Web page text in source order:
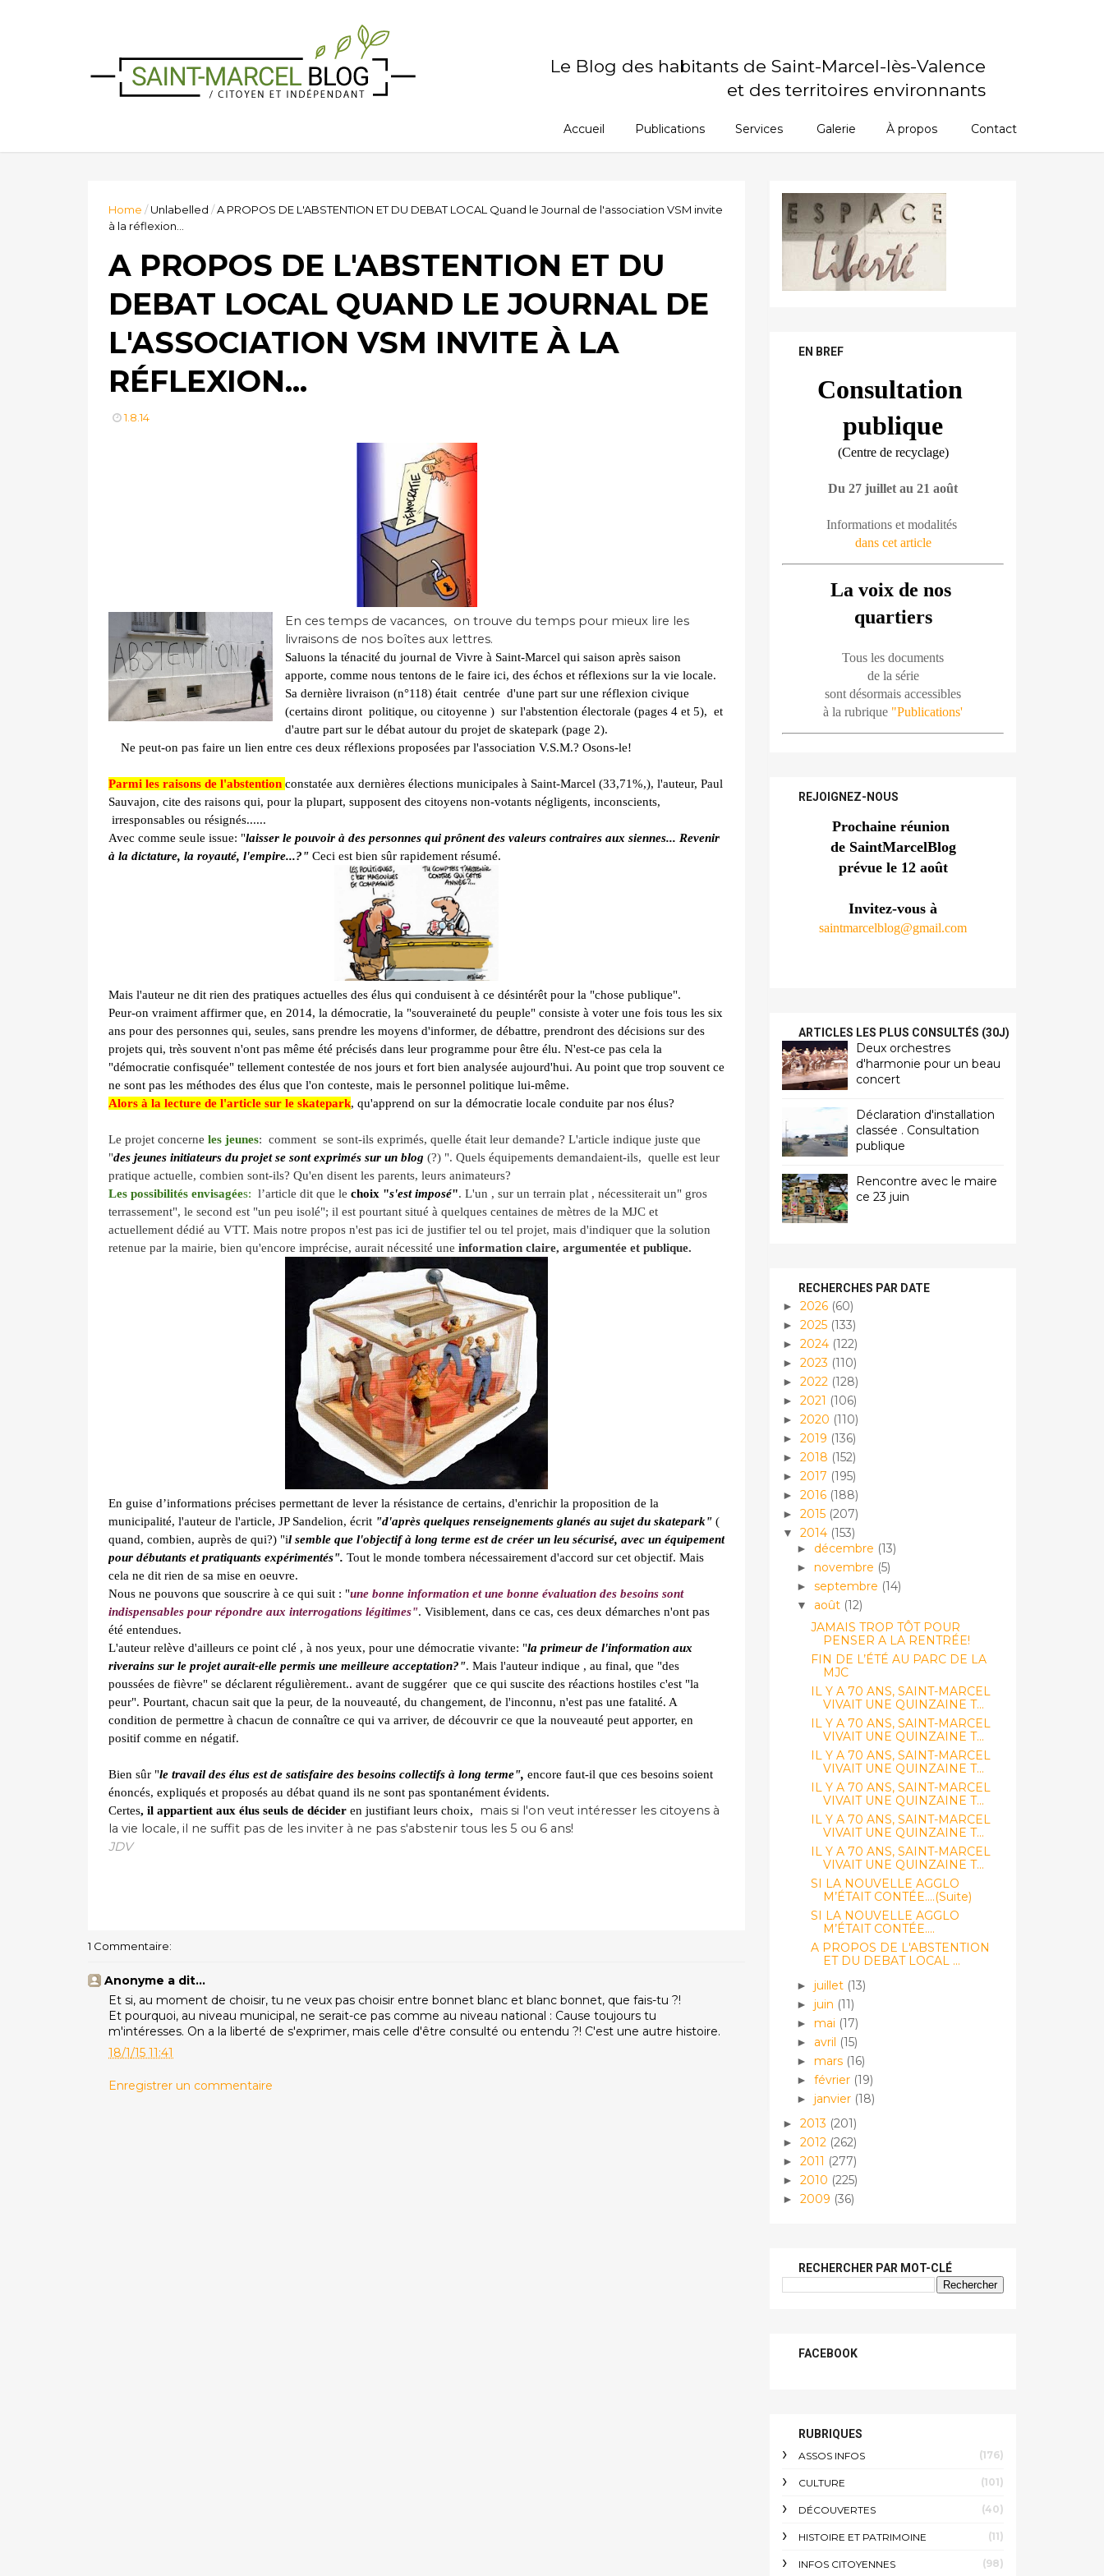
Le Blog des habitants de Saint-Marcel-lès-Valence
et des territoires environnants
Accueil Publications Services Galerie À propos Contact
Home /Unlabelled /A PROPOS DE L'ABSTENTION ET DU DEBAT LOCAL Quand le Journal de l'association VSM invite
à la réflexion...
A PROPOS DE L'ABSTENTION ET DU
DEBAT LOCAL QUAND LE JOURNAL DE
L'ASSOCIATION VSM INVITE À LA
RÉFLEXION...
1.8.14
En ces temps de vacances, on trouve du temps pour mieux lire les
livraisons de nos boîtes aux lettres.
Saluons la ténacité du journal de Vivre à Saint-Marcel qui saison après saison
apporte, comme nous tentons de le faire ici, des échos et réflexions sur la vie locale.
Sa dernière livraison (n°118) était centrée d'une part sur une réflexion civique
(certains diront politique, ou citoyenne ) sur l'abstention électorale (pages 4 et 5), et
d'autre part sur le débat autour du projet de skatepark (page 2).
Ne peut-on pas faire un lien entre ces deux réflexions proposées par l'association V.S.M.? Osons-le!
Parmi les raisons de l'abstention constatée aux dernières élections municipales à Saint-Marcel (33,71%,), l'auteur, Paul
Sauvajon, cite des raisons qui, pour la plupart, supposent des citoyens non-votants négligents, inconscients,
irresponsables ou résignés......
Avec comme seule issue: "laisser le pouvoir à des personnes qui prônent des valeurs contraires aux siennes... Revenir
à la dictature, la royauté, l'empire...?" Ceci est bien sûr rapidement résumé.
Mais l'auteur ne dit rien des pratiques actuelles des élus qui conduisent à ce désintérêt pour la "chose publique".
Peur-on vraiment affirmer que, en 2014, la démocratie, la "souveraineté du peuple" consiste à voter une fois tous les six
ans pour des personnes qui, seules, sans prendre les moyens d'informer, de débattre, prendront des décisions sur des
projets qui, très souvent n'ont pas même été précisés dans leur programme pour être élu. N'est-ce pas cela la
"démocratie confisquée" tellement contestée de nos jours et fort bien analysée aujourd'hui. Au point que trop souvent ce
ne sont pas les méthodes des élus que l'on conteste, mais le personnel politique lui-même.
Alors à la lecture de l'article sur le skatepark, qu'apprend on sur la démocratie locale conduite par nos élus?
Le projet concerne les jeunes: comment se sont-ils exprimés, quelle était leur demande? L'article indique juste que
"des jeunes initiateurs du projet se sont exprimés sur un blog (?) ". Quels équipements demandaient-ils, quelle est leur
pratique actuelle, combien sont-ils? Qu'en disent les parents, leurs animateurs?
Les possibilités envisagées: l’article dit que le choix "s'est imposé". L'un , sur un terrain plat , nécessiterait un" gros
terrassement", le second est "un peu isolé"; il est pourtant situé à quelques centaines de mètres de la MJC et
actuellement dédié au VTT. Mais notre propos n'est pas ici de justifier tel ou tel projet, mais d'indiquer que la solution
retenue par la mairie, bien qu'encore imprécise, aurait nécessité une information claire, argumentée et publique.
En guise d’informations précises permettant de lever la résistance de certains, d'enrichir la proposition de la
municipalité, l'auteur de l'article, JP Sandelion, écrit "d'après quelques renseignements glanés au sujet du skatepark" (
quand, combien, auprès de qui?) "il semble que l'objectif à long terme est de créer un leu sécurisé, avec un équipement
pour débutants et pratiquants expérimentés". Tout le monde tombera nécessairement d'accord sur cet objectif. Mais
cela ne dit rien de sa mise en oeuvre.
Nous ne pouvons que souscrire à ce qui suit : "une bonne information et une bonne évaluation des besoins sont
indispensables pour répondre aux interrogations légitimes". Visiblement, dans ce cas, ces deux démarches n'ont pas
été entendues.
L'auteur relève d'ailleurs ce point clé , à nos yeux, pour une démocratie vivante: "la primeur de l'information aux
riverains sur le projet aurait-elle permis une meilleure acceptation?". Mais l'auteur indique , au final, que "des
poussées de fièvre" se déclarent régulièrement.. avant de suggérer que ce qui suscite des réactions hostiles c'est "la
peur". Pourtant, chacun sait que la peur, de la nouveauté, du changement, de l'inconnu, n'est pas une fatalité. A
condition de permettre à chacun de connaître ce qui va arriver, de découvrir ce que la nouveauté peut apporter, en
positif comme en négatif.
Bien sûr "le travail des élus est de satisfaire des besoins collectifs à long terme", encore faut-il que ces besoins soient
énoncés, expliqués et proposés au débat quand ils ne sont pas spontanément évidents.
Certes, il appartient aux élus seuls de décider en justifiant leurs choix,
mais si l'on veut intéresser les citoyens à
la vie locale, il ne suffit pas de les inviter à ne pas s'abstenir tous les 5 ou 6 ans!
JDV
1 Commentaire:
Anonyme a dit…
Et si, au moment de choisir, tu ne veux pas choisir entre bonnet blanc et blanc bonnet, que fais-tu ?!
Et pourquoi, au niveau municipal, ne serait-ce pas comme au niveau national : Cause toujours tu
m'intéresses. On a la liberté de s'exprimer, mais celle d'être consulté ou entendu ?! C'est une autre histoire.
18/1/15 11:41
Enregistrer un commentaire
EN BREF
Consultation
publique
(Centre de recyclage)
Du 27 juillet au 21 août
Informations et modalités
dans cet article
La voix de nos
quartiers
Tous les documents
de la série
sont désormais accessibles
à la rubrique "Publications'
REJOIGNEZ-NOUS
Prochaine réunion
de SaintMarcelBlog
prévue le 12 août
Invitez-vous à
saintmarcelblog@gmail.com
ARTICLES LES PLUS CONSULTÉS (30J)
Deux orchestres
d'harmonie pour un beau
concert
Déclaration d'installation
classée . Consultation
publique
Rencontre avec le maire
ce 23 juin
RECHERCHES PAR DATE
► 2026 (60)
► 2025 (133)
► 2024 (122)
► 2023 (110)
► 2022 (128)
► 2021 (106)
► 2020 (110)
► 2019 (136)
► 2018 (152)
► 2017 (195)
► 2016 (188)
► 2015 (207)
▼ 2014 (153)
► décembre (13)
► novembre (5)
► septembre (14)
▼ août (12)
JAMAIS TROP TÔT POUR
PENSER A LA RENTRÉE!
FIN DE L’ÉTÉ AU PARC DE LA
MJC
IL Y A 70 ANS, SAINT-MARCEL
VIVAIT UNE QUINZAINE T...
IL Y A 70 ANS, SAINT-MARCEL
VIVAIT UNE QUINZAINE T...
IL Y A 70 ANS, SAINT-MARCEL
VIVAIT UNE QUINZAINE T...
IL Y A 70 ANS, SAINT-MARCEL
VIVAIT UNE QUINZAINE T...
IL Y A 70 ANS, SAINT-MARCEL
VIVAIT UNE QUINZAINE T...
IL Y A 70 ANS, SAINT-MARCEL
VIVAIT UNE QUINZAINE T...
SI LA NOUVELLE AGGLO
M’ÉTAIT CONTÉE....(Suite)
SI LA NOUVELLE AGGLO
M’ÉTAIT CONTÉE....
A PROPOS DE L'ABSTENTION
ET DU DEBAT LOCAL ...
► juillet (13)
► juin (11)
► mai (17)
► avril (15)
► mars (16)
► février (19)
► janvier (18)
► 2013 (201)
► 2012 (262)
► 2011 (277)
► 2010 (225)
► 2009 (36)
RECHERCHER PAR MOT-CLÉ
FACEBOOK
RUBRIQUES
ASSOS INFOS (176)
CULTURE (101)
DÉCOUVERTES (40)
HISTOIRE ET PATRIMOINE (11)
INFOS CITOYENNES (98)